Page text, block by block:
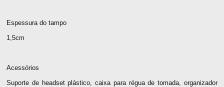
Espessura do tampo
1,5cm
Acessórios
Suporte de headset plástico, caixa para régua de tomada, organizador